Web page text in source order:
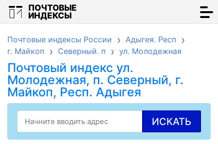
ПОЧТОВЫЕ
ИНДЕКСЫ
Почтовые индексы России
Адыгея. Респ
г. Майкоп
Северный. п ул. Молодежная
Почтовый индекс ул.
Молодежная, п. Северный, г.
Майкоп, Респ. Адыгея
ИСКАТЬ